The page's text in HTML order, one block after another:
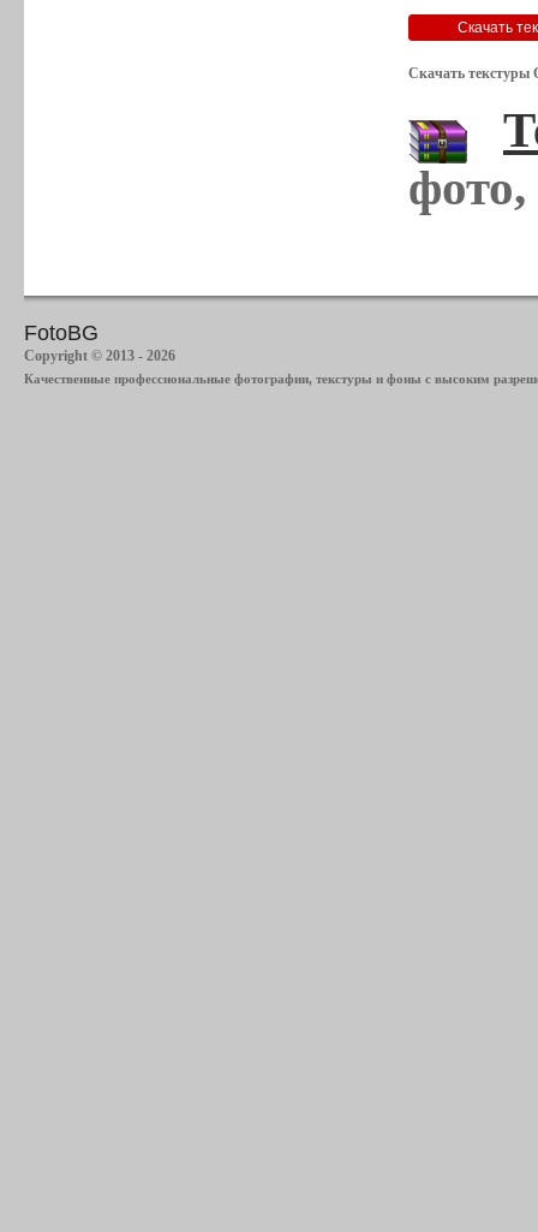
Скачать текстуры
FotoBG
Copyright © 2013 - 2026
Качественные профессиональные фотографии, текстуры и фоны с высоким